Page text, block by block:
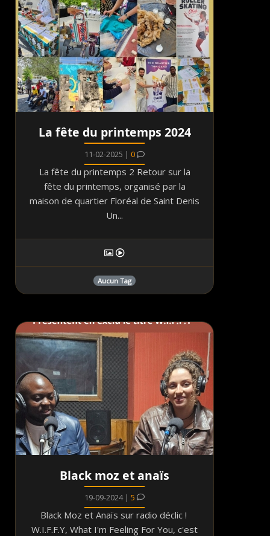
La fête du printemps 2024
11-02-2025 | 0
La fête du printemps 2 Retour sur la
fête du printemps, organisé par la
maison de quartier Floréal de Saint Denis
Un...
Aucun Tag
Black moz et anaïs
19-09-2024 | 5
Black Moz et Anaïs sur radio déclic !
W.I.F.F.Y, What I'm Feeling For You, c'est